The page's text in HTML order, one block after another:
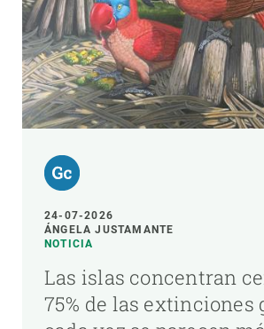
24-07-2026
ÁNGELA JUSTAMANTE
NOTICIA
Las islas concentran
75% de las extinciones